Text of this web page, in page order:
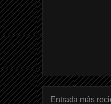
Entrada más